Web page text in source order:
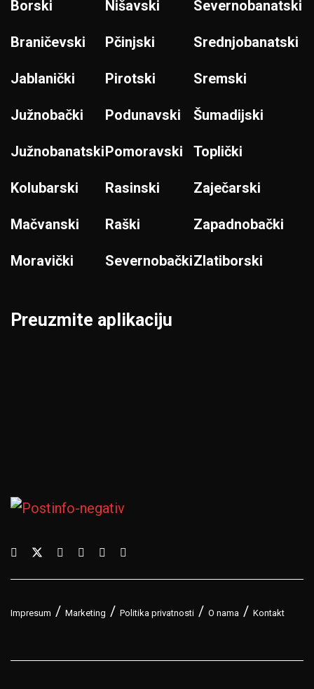
Borski
Braničevski
Jablanički
Južnobački
Južnobanatski
Kolubarski
Mačvanski
Moravički
Nišavski
Pčinjski
Pirotski
Podunavski
Pomoravski
Rasinski
Raški
Severnobački
Severnobanatski
Srednjobanatski
Sremski
Šumadijski
Toplički
Zaječarski
Zapadnobački
Zlatiborski
Preuzmite aplikaciju
Impresum Marketing Politika privatnosti O nama Kontakt